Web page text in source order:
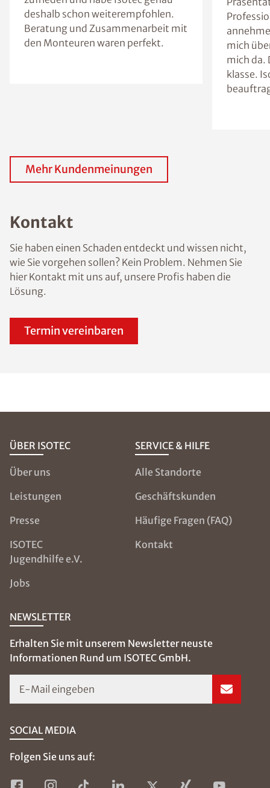
deshalb schon weiterempfohlen.
Beratung und Zusammenarbeit mit
den Monteuren waren perfekt.
mich
mich da.
klasse.
Mehr Kundenmeinungen
Kontakt
Sie haben einen Schaden entdeckt und wissen nicht,
wie Sie vorgehen sollen? Kein Problem. Nehmen Sie
hier Kontakt mit uns auf, unsere Profis haben die
Lösung.
Termin vereinbaren
ÜBER ISOTEC
Über uns
Leistungen
Presse
ISOTEC
Jugendhilfe e.V.
Jobs
SERVICE & HILFE
Alle Standorte
Geschäftskunden
Häufige Fragen (FAQ)
Kontakt
NEWSLETTER
Erhalten Sie mit unserem Newsletter neuste
Informationen Rund um ISOTEC GmbH.
E-Mail eingeben
SOCIAL MEDIA
Folgen Sie uns auf: